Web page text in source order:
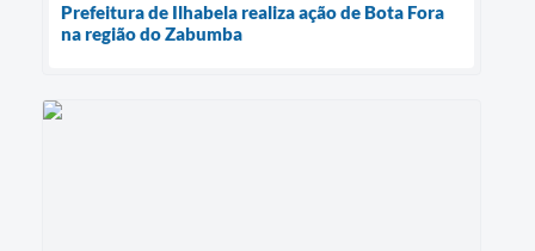
Prefeitura de Ilhabela realiza ação de Bota Fora
na região do Zabumba